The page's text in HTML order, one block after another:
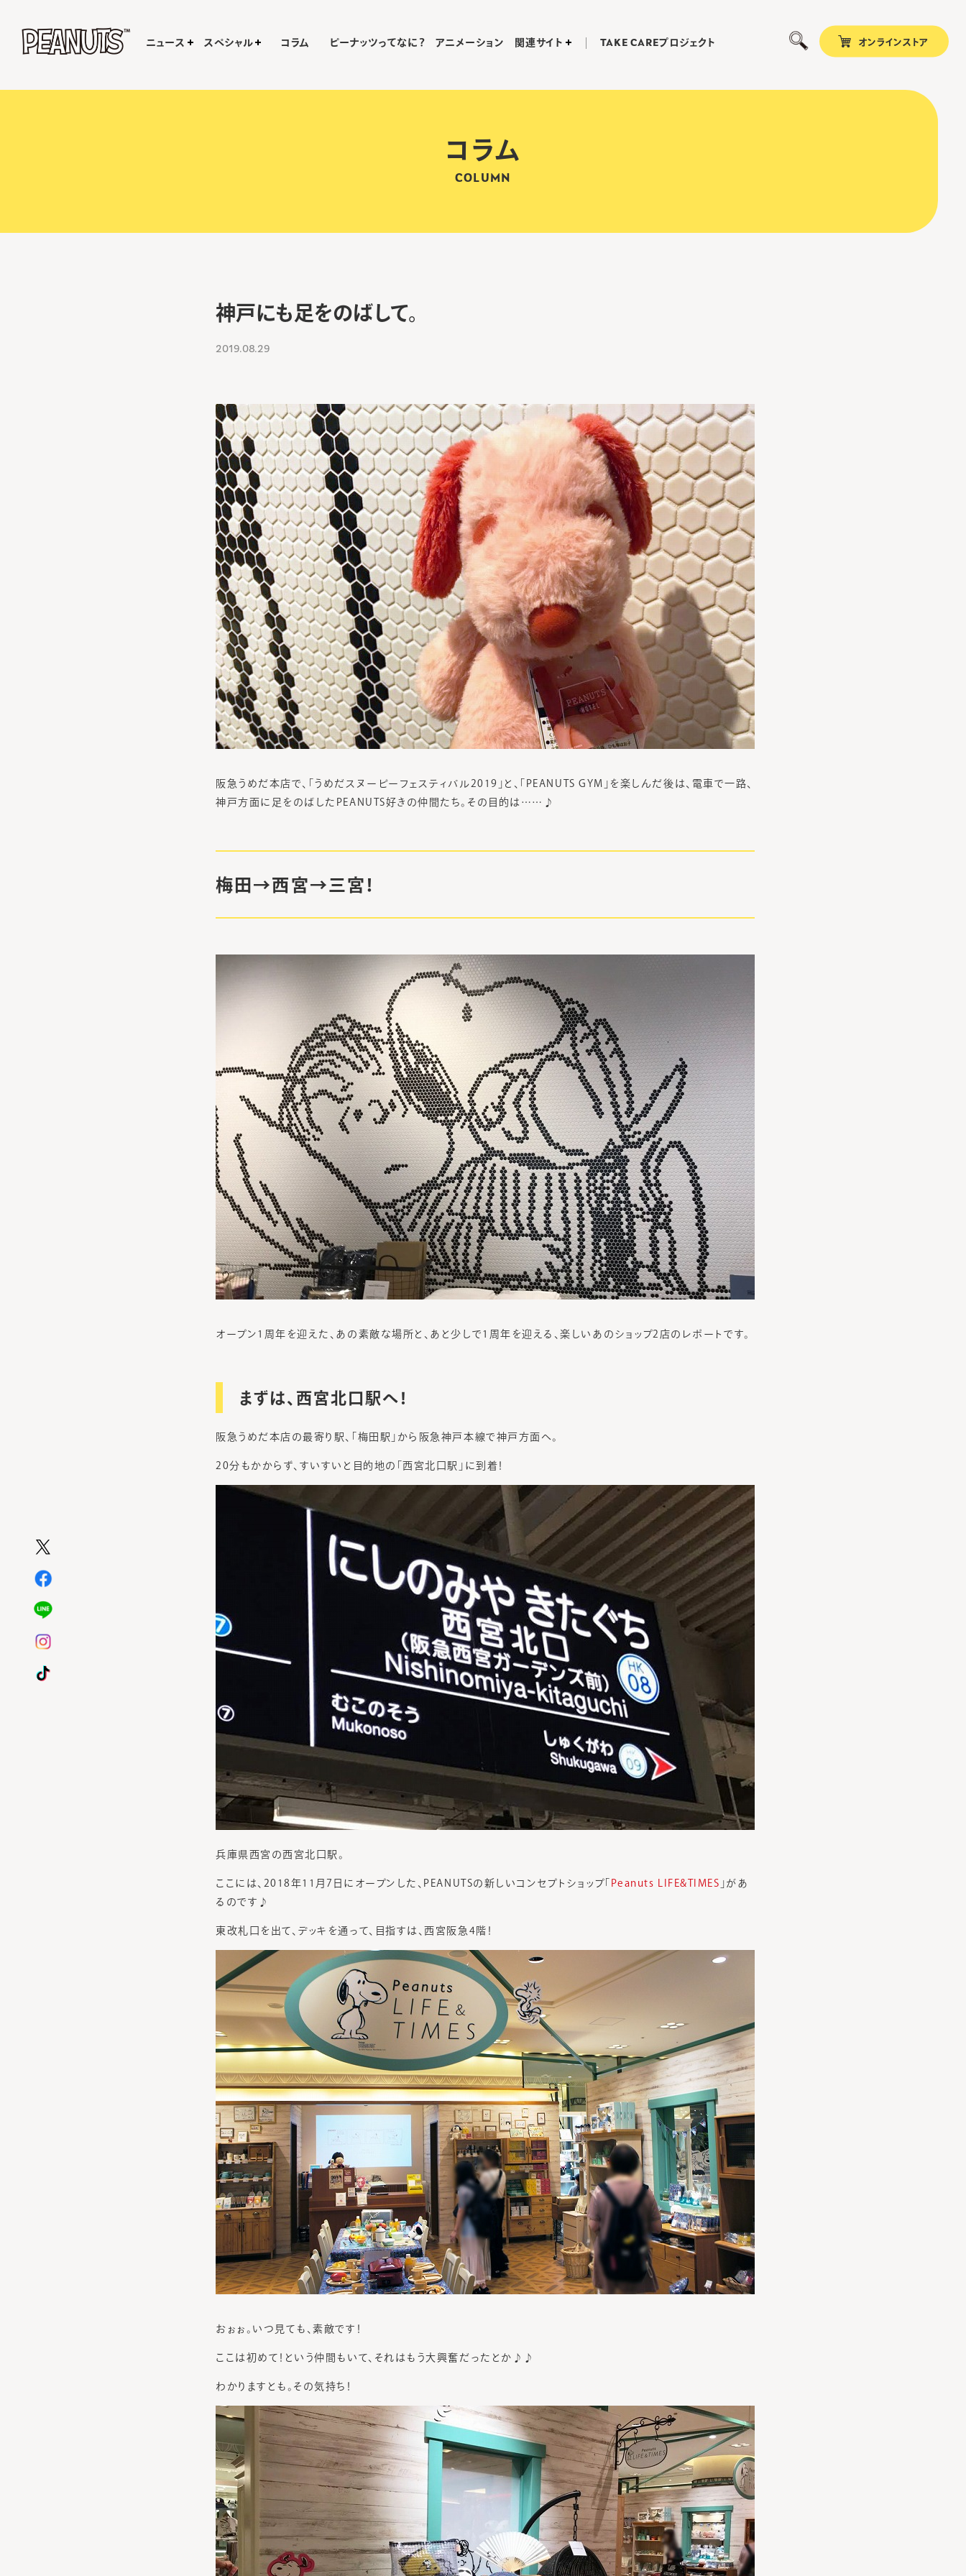
オンラインストア
ニュース スペシャル コラム ピーナッツってなに？ アニメーション 関連サイト TAKE CAREプロジェクト
コラム
COLUMN
神戸にも足をのばして。
2019.08.29
阪急うめだ本店で、「うめだスヌーピーフェスティバル2019」と、「PEANUTS GYM」を楽しんだ後は、電車で一路、
神戸方面に足をのばしたPEANUTS好きの仲間たち。その目的は……♪
梅田→西宮→三宮！
オープン1周年を迎えた、あの素敵な場所と、あと少しで1周年を迎える、楽しいあのショップ2店のレポートです。
まずは、西宮北口駅へ！
阪急うめだ本店の最寄り駅、「梅田駅」 から阪急神戸本線で神戸方面へ。
20分もかからず、すいすいと目的地の「西宮北口駅」に到着！
兵庫県西宮の西宮北口駅。
ここには、2018年11月7日にオープンした、PEANUTSの新しいコンセプトショップ「 Peanuts LIFE&TIMES 」があ
るのです♪
東改札口を出て、デッキを通って、目指すは、西宮阪急4階！
おぉぉ。いつ見ても、素敵です！
ここは初めて！という仲間もいて、それはもう大興奮だったとか♪♪
わかりますとも。その気持ち！